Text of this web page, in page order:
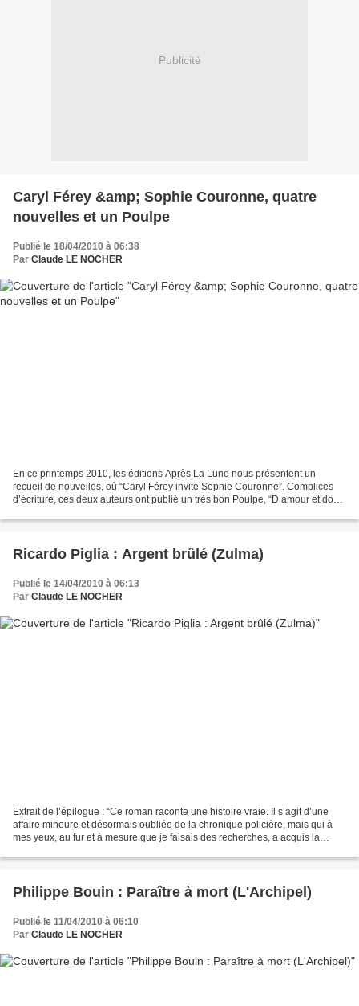
Publicité
Caryl Férey &amp; Sophie Couronne, quatre
nouvelles et un Poulpe
Publié le 18/04/2010 à 06:38
Par Claude LE NOCHER
En ce printemps 2010, les éditions Après La Lune nous présentent un
recueil de nouvelles, où “Caryl Férey invite Sophie Couronne”. Complices
d’écriture, ces deux auteurs ont publié un très bon Poulpe, “D’amour et dope
Ricardo Piglia : Argent brûlé (Zulma)
Publié le 14/04/2010 à 06:13
Par Claude LE NOCHER
Extrait de l’épilogue : “Ce roman raconte une histoire vraie. Il s’agit d’une
affaire mineure et désormais oubliée de la chronique policière, mais qui à
mes yeux, au fur et à mesure que je faisais des recherches, a acquis la
Philippe Bouin : Paraître à mort (L'Archipel)
Publié le 11/04/2010 à 06:10
Par Claude LE NOCHER